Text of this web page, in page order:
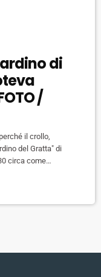
di
/
il crollo,
del Gratta" di
circa come
disastro" commenta a
attonita lo spettacolo